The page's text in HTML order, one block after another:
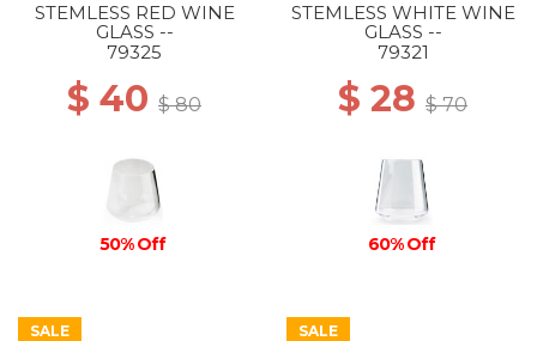
STEMLESS RED WINE
GLASS --
79325
$ 40 $ 80
50% Off
STEMLESS WHITE WINE
GLASS --
79321
$ 28 $ 70
60% Off
SALE
SALE